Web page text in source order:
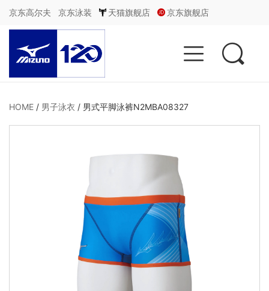
京东高尔夫 京东泳装 天猫旗舰店 京东旗舰店
 
HOME / 男子泳衣 / 男式平脚泳裤N2MBA08327